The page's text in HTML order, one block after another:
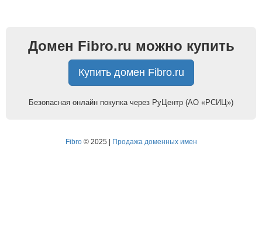
Домен Fibro.ru можно купить
Купить домен Fibro.ru
Безопасная онлайн покупка через РуЦентр (АО «РСИЦ»)
Fibro© 2025 | Продажа доменных имен